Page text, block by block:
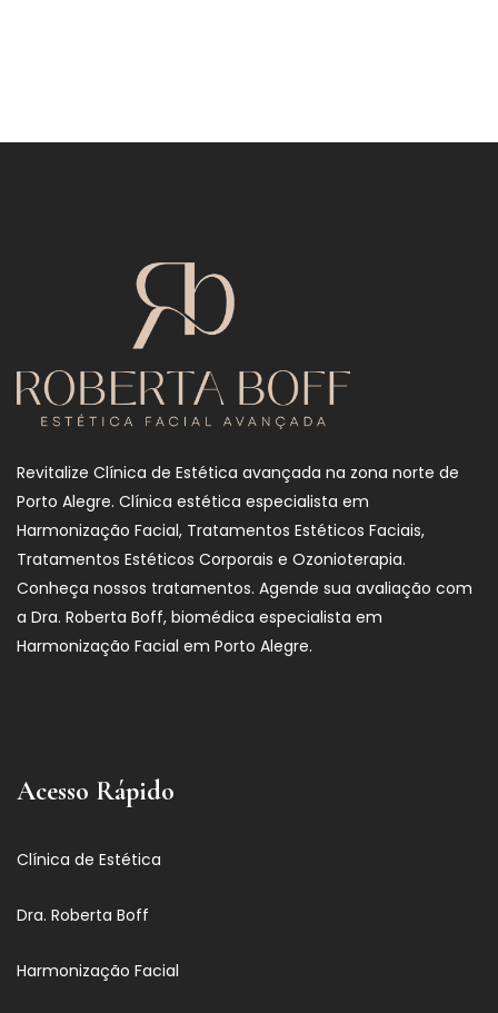
Revitalize Clínica de Estética avançada na zona norte de
Porto Alegre. Clínica estética especialista em
Harmonização Facial, Tratamentos Estéticos Faciais,
Tratamentos Estéticos Corporais e Ozonioterapia.
Conheça nossos tratamentos. Agende sua avaliação com
a Dra. Roberta Boff, biomédica especialista em
Harmonização Facial em Porto Alegre.
Acesso Rápido
Clínica de Estética
Dra. Roberta Boff
Harmonização Facial